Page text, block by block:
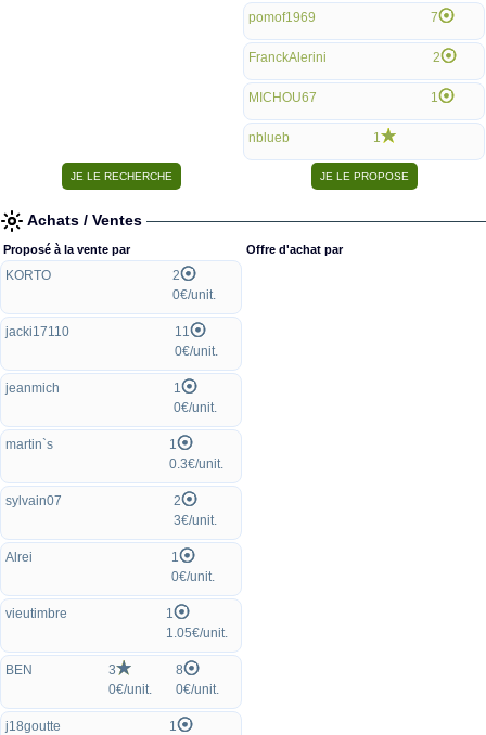
pomof1969 7
FranckAlerini 2
MICHOU67 1
nblueb 1
Achats / Ventes
Proposé à la vente par
KORTO
2
0€/unit.
jacki17110
11
0€/unit.
jeanmich
1
0€/unit.
martin`s
1
0.3€/unit.
sylvain07
2
3€/unit.
Alrei
1
0€/unit.
vieutimbre
1
1.05€/unit.
BEN
3
0€/unit.
8
0€/unit.
j18goutte
1
Offre d'achat par